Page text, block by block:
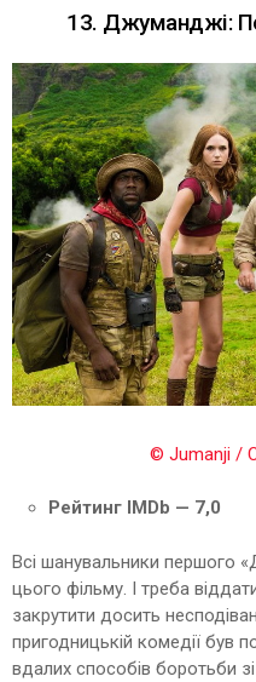
13. Джуманджі:
© Jumanji /
Рейтинг IMDb — 7,0
Всі шанувальники першого
цього фільму. І треба
закрутити досить
пригодницькій комедії був
вдалих способів боротьби